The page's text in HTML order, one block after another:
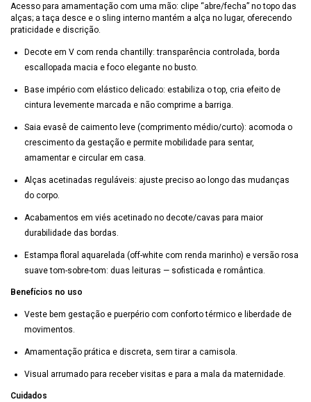
Acesso para amamentação com uma mão: clipe “abre/fecha” no topo das
alças; a taça desce e o sling interno mantém a alça no lugar, oferecendo
praticidade e discrição.
Decote em V com renda chantilly: transparência controlada, borda
escallopada macia e foco elegante no busto.
Base império com elástico delicado: estabiliza o top, cria efeito de
cintura levemente marcada e não comprime a barriga.
Saia evasê de caimento leve (comprimento médio/curto): acomoda o
crescimento da gestação e permite mobilidade para sentar,
amamentar e circular em casa.
Alças acetinadas reguláveis: ajuste preciso ao longo das mudanças
do corpo.
Acabamentos em viés acetinado no decote/cavas para maior
durabilidade das bordas.
Estampa floral aquarelada (off-white com renda marinho) e versão rosa
suave tom-sobre-tom: duas leituras — sofisticada e romântica.
Benefícios no uso
Veste bem gestação e puerpério com conforto térmico e liberdade de
movimentos.
Amamentação prática e discreta, sem tirar a camisola.
Visual arrumado para receber visitas e para a mala da maternidade.
Cuidados